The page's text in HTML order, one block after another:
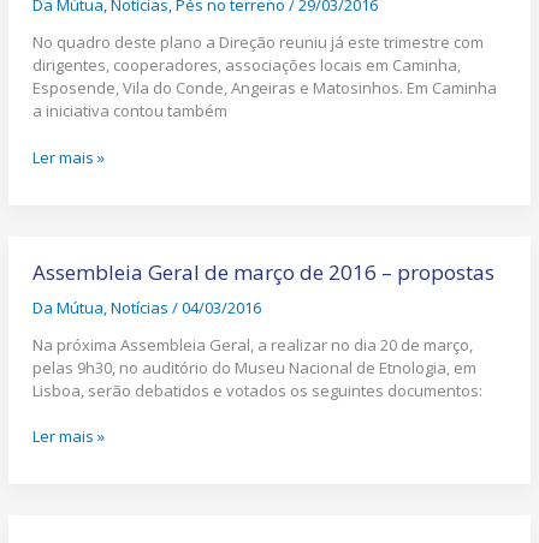
Da Mútua,Notícias,Pés no terreno /29/03/2016
No quadro deste plano a Direção reuniu já este trimestre com
dirigentes, cooperadores, associações locais em Caminha,
Esposende, Vila do Conde, Angeiras e Matosinhos. Em Caminha
a iniciativa contou também
durante
o
1º
trimestre
Ler mais »
Assembleia Geral de março de 2016 – propostas
Da Mútua,Notícias /04/03/2016
Na próxima Assembleia Geral, a realizar no dia 20 de março,
pelas 9h30, no auditório do Museu Nacional de Etnologia, em
Lisboa, serão debatidos e votados os seguintes documentos:
Geral
março
de
2016
–
propostas
Ler mais »